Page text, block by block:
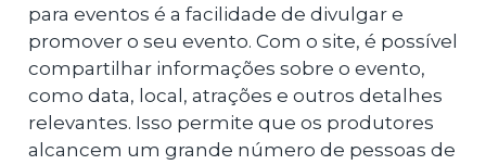
para eventos é a facilidade de divulgar e
promover o seu evento. Com o site, é possível
compartilhar informações sobre o evento,
como data, local, atrações e outros detalhes
relevantes. Isso permite que os produtores
alcancem um grande número de pessoas de